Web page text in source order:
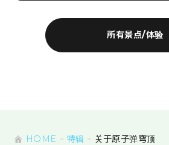
所有景点/体验
HOME 特辑 关于原子弹穹顶